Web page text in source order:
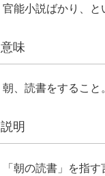
官能小説ばかり、と
意味
朝、読書をすること
説明
「朝の読書」を指す